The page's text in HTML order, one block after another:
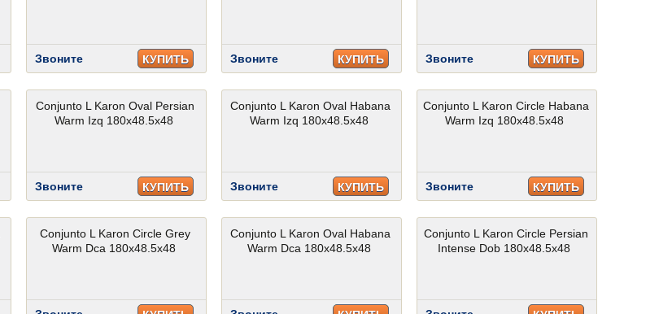
Звоните КУПИТЬ Звоните КУПИТЬ Звоните КУПИТЬ
Conjunto L Karon Oval Persian
Warm Izq 180x48.5x48
Звоните КУПИТЬ
Conjunto L Karon Oval Habana
Warm Izq 180x48.5x48
Звоните КУПИТЬ
Conjunto L Karon Circle Habana
Warm Izq 180x48.5x48
Звоните КУПИТЬ
Conjunto L Karon Circle Grey
Warm Dca 180x48.5x48
Conjunto L Karon Oval Habana
Warm Dca 180x48.5x48
Conjunto L Karon Circle Persian
Intense Dob 180x48.5x48